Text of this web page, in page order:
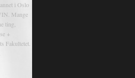
i Oslo
Mange
ting,
+
Fakultetet.